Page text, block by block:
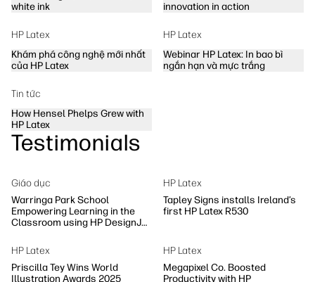
white ink
innovation in action
HP Latex
Khám phá công nghệ mới nhất
của HP Latex
HP Latex
Webinar HP Latex: In bao bì
ngắn hạn và mực trắng
Tin tức
How Hensel Phelps Grew with
HP Latex
Testimonials
Giáo dục
Warringa Park School
Empowering Learning in the
Classroom using HP DesignJet
HP Latex
Tapley Signs installs Ireland’s
first HP Latex R530
HP Latex
Priscilla Tey Wins World
Illustration Awards 2025
HP Latex
Megapixel Co. Boosted
Productivity with HP